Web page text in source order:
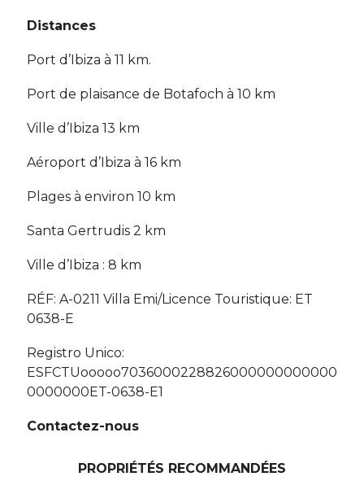
Distances
Port d’Ibiza à 11 km.
Port de plaisance de Botafoch à 10 km
Ville d’Ibiza 13 km
Aéroport d’Ibiza à 16 km
Plages à environ 10 km
Santa Gertrudis 2 km
Ville d’Ibiza : 8 km
RÉF: A-0211 Villa Emi/Licence Touristique: ET
0638-E
Registro Unico:
ESFCTUooooo7036000228826000000000000
0000000ET-0638-E1
Contactez-nous
PROPRIÉTÉS RECOMMANDÉES